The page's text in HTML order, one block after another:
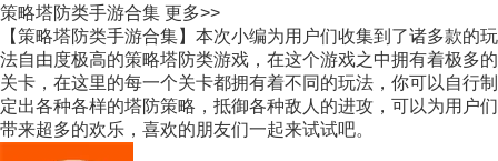
策略塔防类手游合集 更多>>
【策略塔防类手游合集】本次小编为用户们收集到了诸多款的玩
法自由度极高的策略塔防类游戏，在这个游戏之中拥有着极多的
关卡，在这里的每一个关卡都拥有着不同的玩法，你可以自行制
定出各种各样的塔防策略，抵御各种敌人的进攻，可以为用户们
带来超多的欢乐，喜欢的朋友们一起来试试吧。